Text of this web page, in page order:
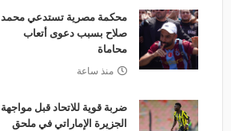
محكمة مصرية تستدعي محمد
صلاح بسبب دعوى أتعاب
محاماة
منذ ساعة
ضربة قوية للاتحاد قبل مواجهة
الجزيرة الإماراتي في ملحق